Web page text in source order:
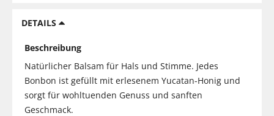
DETAILS
Beschreibung
Natürlicher Balsam für Hals und Stimme. Jedes
Bonbon ist gefüllt mit erlesenem Yucatan-Honig und
sorgt für wohltuenden Genuss und sanften
Geschmack.